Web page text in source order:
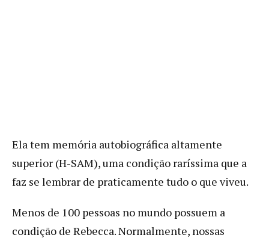
Ela tem memória autobiográfica altamente
superior (H-SAM), uma condição raríssima que a
faz se lembrar de praticamente tudo o que viveu.
Menos de 100 pessoas no mundo possuem a
condição de Rebecca. Normalmente, nossas